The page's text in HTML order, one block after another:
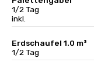
1/2 Tag
inkl.
Erdschaufel 1.0 m³
1/2 Tag